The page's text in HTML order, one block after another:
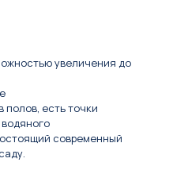
увеличения до
полов, есть точки
современный